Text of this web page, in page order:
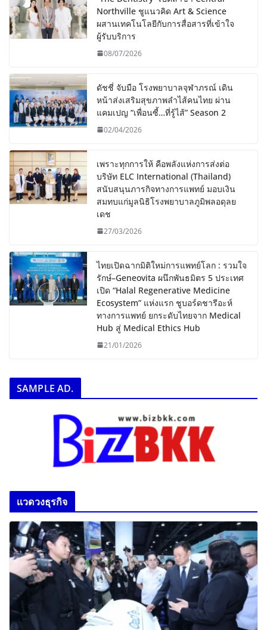
Northville ชูแนวคิด Art & Science
ผสานเทคโนโลยีกับการสื่อสารที่เข้าใจ
ผู้รับบริการ
08/07/2026
ดัชชี่ จับมือ โรงพยาบาลจุฬาภรณ์ เดิน
หน้าส่งเสริมสุขภาพลำไส้คนไทย ผ่าน
แคมเปญ “เพื่อนซี้…ที่รู้ไส้” Season 2
02/04/2026
เพราะทุกการให้ คือพลังแห่งการส่งต่อ
บริษัท ELC International (Thailand)
สนับสนุนภารกิจทางการแพทย์ มอบเงิน
สมทบแก่มูลนิธิโรงพยาบาลภูมิพลอดุลย
เดช
27/03/2026
ไทยเปิดฉากมิติใหม่การแพทย์โลก : รวมใจ
รักษ์–Geneovita ผนึกพันธมิตร 5 ประเทศ
เปิด “Halal Regenerative Medicine
Ecosystem” แห่งแรก ชูบอร์ดชารีอะห์
ทางการแพทย์ ยกระดับไทยจาก Medical
Hub สู่ Medical Ethics Hub
21/01/2026
SAMPLE AD.
เเวดวงธุรกิจ